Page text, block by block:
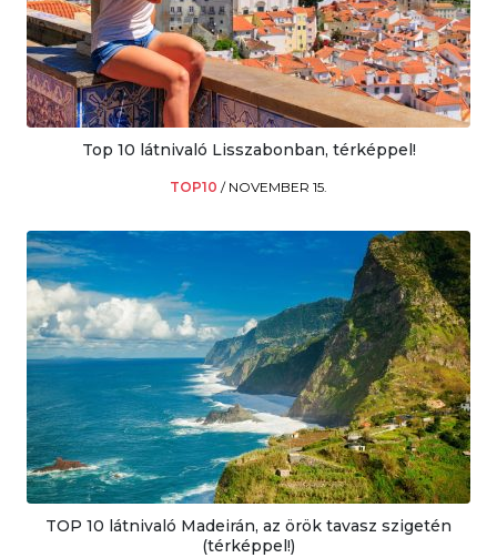
Top 10 látnivaló Lisszabonban, térképpel!
TOP10 / NOVEMBER 15.
TOP 10 látnivaló Madeirán, az örök tavasz szigetén
(térképpel!)